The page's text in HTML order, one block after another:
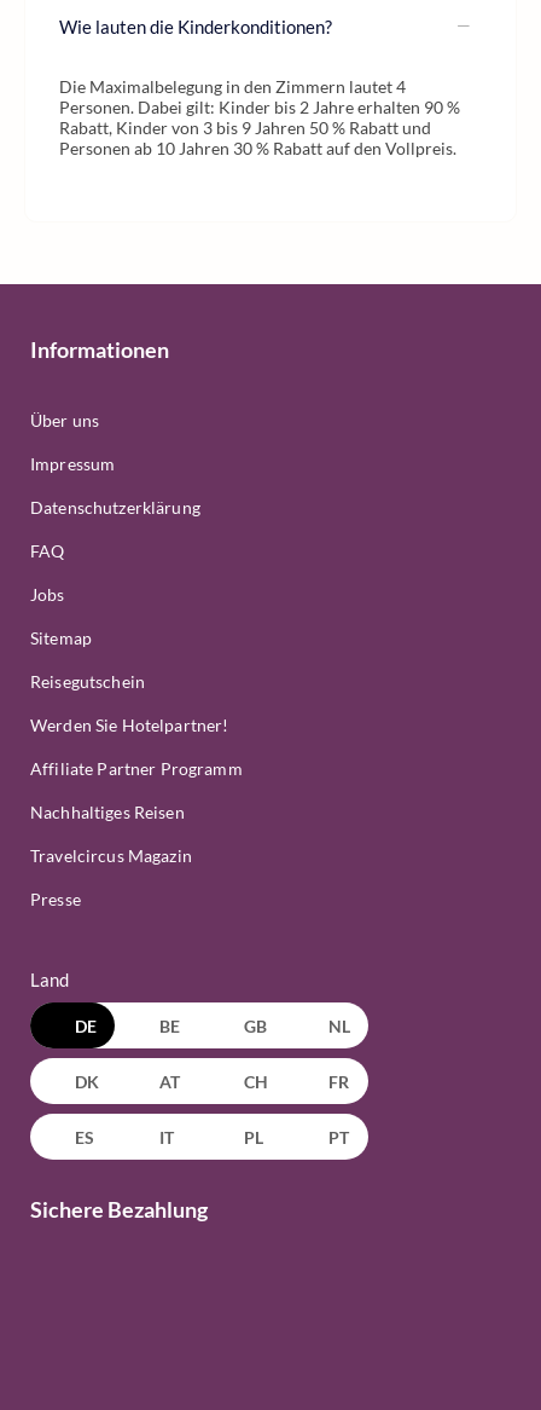
Wie lauten die Kinderkonditionen?
Die Maximalbelegung in den Zimmern lautet 4
Personen. Dabei gilt: Kinder bis 2 Jahre erhalten 90 %
Rabatt, Kinder von 3 bis 9 Jahren 50 % Rabatt und
Personen ab 10 Jahren 30 % Rabatt auf den Vollpreis.
Informationen
Über uns
Impressum
Datenschutzerklärung
FAQ
Jobs
Sitemap
Reisegutschein
Werden Sie Hotelpartner!
Affiliate Partner Programm
Nachhaltiges Reisen
Travelcircus Magazin
Presse
Land
DE BE GB NL
DK AT CH FR
ES IT PL PT
Sichere Bezahlung